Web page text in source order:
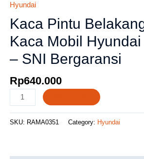
Hyundai
Kaca Pintu
Kaca Mobil
– SNI Bergaransi
Rp640.000
SKU: RAMA0351 Category: Hyundai